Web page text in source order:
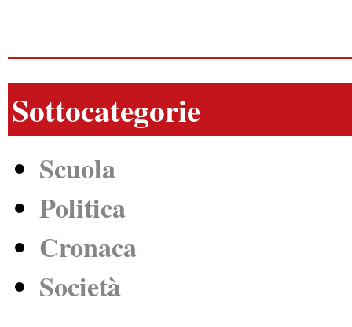
Sottocategorie
Scuola
Politica
Cronaca
Società